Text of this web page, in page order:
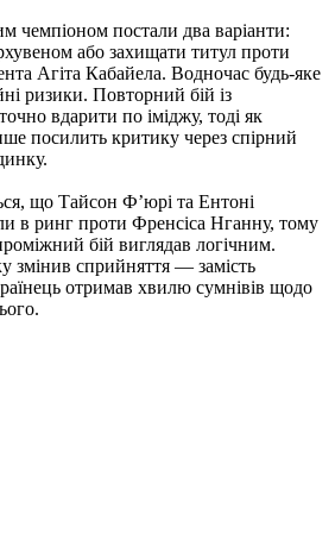
чемпіоном постали два варіанти:
або захищати титул проти
Агіта Кабайела. Водночас будь-яке
ризики. Повторний бій із
вдарити по іміджу, тоді як
посилить критику через спірний
що Тайсон Ф’юрі та Ентоні
в ринг проти Френсіса Нганну, тому
бій виглядав логічним.
змінив сприйняття — замість
отримав хвилю сумнівів щодо